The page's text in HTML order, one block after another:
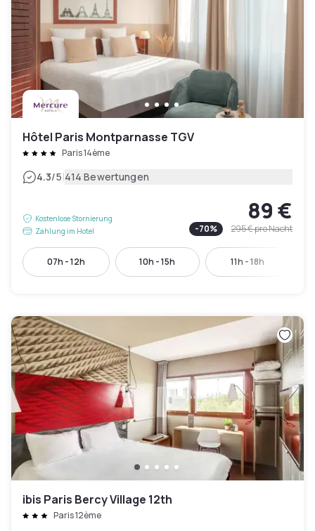
Hôtel Paris Montparnasse TGV
Paris 14ème
4.3/5|414 Bewertungen
Kostenlose Stornierung
Zahlung im Hotel
89 €
-70% 295 €pro Nacht
07h - 12h 10h - 15h 11h - 18h
ibis Paris Bercy Village 12th
Paris 12ème